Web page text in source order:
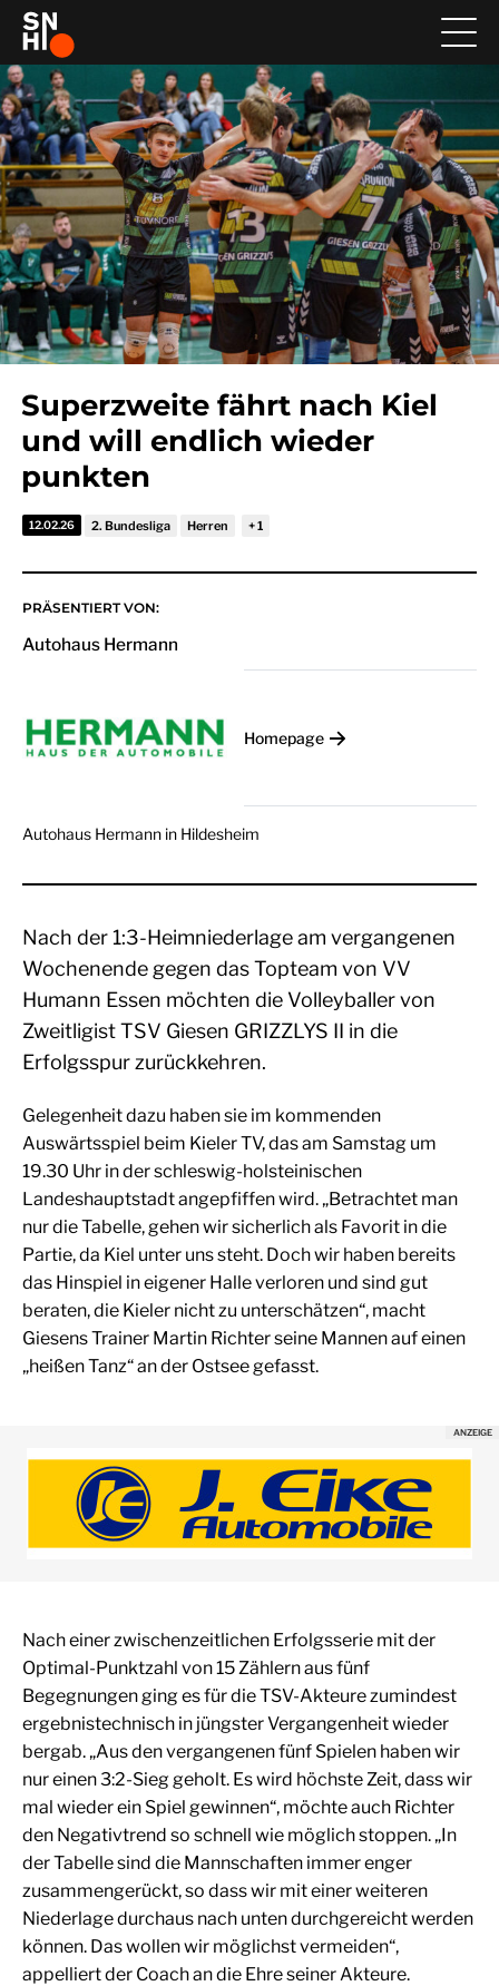
Superzweite fährt nach Kiel
und will endlich wieder
punkten
12.02.26 2. Bundesliga Herren
PRÄSENTIERT VON:
Autohaus Hermann
Homepage
Autohaus Hermann in Hildesheim
Nach der 1:3-Heimniederlage am vergangenen
Wochenende gegen das Topteam von VV
Humann Essen möchten die Volleyballer von
Zweitligist TSV Giesen GRIZZLYS II in die
Erfolgsspur zurückkehren.
Gelegenheit dazu haben sie im kommenden
Auswärtsspiel beim Kieler TV, das am Samstag um
19.30 Uhr in der schleswig-holsteinischen
Landeshauptstadt angepfiffen wird. „Betrachtet man
nur die Tabelle, gehen wir sicherlich als Favorit in die
Partie, da Kiel unter uns steht. Doch wir haben bereits
das Hinspiel in eigener Halle verloren und sind gut
beraten, die Kieler nicht zu unterschätzen“, macht
Giesens Trainer Martin Richter seine Mannen auf einen
„heißen Tanz“ an der Ostsee gefasst.
Nach einer zwischenzeitlichen Erfolgsserie mit der
Optimal-Punktzahl von 15 Zählern aus fünf
Begegnungen ging es für die TSV-Akteure zumindest
ergebnistechnisch in jüngster Vergangenheit wieder
bergab. „Aus den vergangenen fünf Spielen haben wir
nur einen 3:2-Sieg geholt. Es wird höchste Zeit, dass wir
mal wieder ein Spiel gewinnen“, möchte auch Richter
den Negativtrend so schnell wie möglich stoppen. „In
der Tabelle sind die Mannschaften immer enger
zusammengerückt, so dass wir mit einer weiteren
Niederlage durchaus nach unten durchgereicht werden
können. Das wollen wir möglichst vermeiden“,
appelliert der Coach an die Ehre seiner Akteure.